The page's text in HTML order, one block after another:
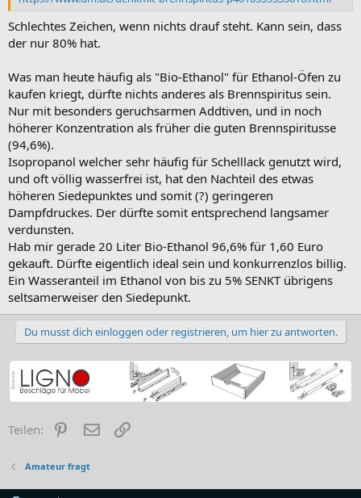
Schlechtes Zeichen, wenn nichts drauf steht. Kann sein, dass
der nur 80% hat.
Was man heute häufig als "Bio-Ethanol" für Ethanol-Öfen zu
kaufen kriegt, dürfte nichts anderes als Brennspiritus sein.
Nur mit besonders geruchsarmen Addtiven, und in noch
höherer Konzentration als früher die guten Brennspiritusse
(94,6%).
Isopropanol welcher sehr häufig für Schelllack genutzt wird,
und oft völlig wasserfrei ist, hat den Nachteil des etwas
höheren Siedepunktes und somit (?) geringeren
Dampfdruckes. Der dürfte somit entsprechend langsamer
verdunsten.
Hab mir gerade 20 Liter Bio-Ethanol 96,6% für 1,60 Euro
gekauft. Dürfte eigentlich ideal sein und konkurrenzlos billig.
Ein Wasseranteil im Ethanol von bis zu 5% SENKT übrigens
seltsamerweiser den Siedepunkt.
Du musst dich einloggen oder registrieren, um hier zu antworten.
Teilen: PinterestE-Mail
Amateur fragt